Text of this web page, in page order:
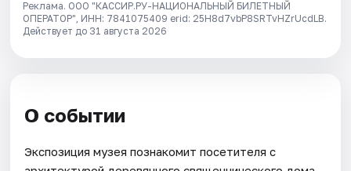
Реклама. ООО "КАССИР.РУ-НАЦИОНАЛЬНЫЙ БИЛЕТНЫЙ
ОПЕРАТОР", ИНН: 7841075409 erid: 25H8d7vbP8SRTvHZrUcdLB.
Действует до 31 августа 2026
О событии
Экспозиция музея познакомит посетителя с